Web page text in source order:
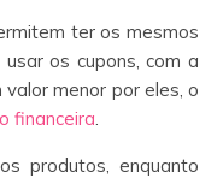
ter os mesmos
os cupons, com a
menor por eles, o
financeira
produtos, enquanto